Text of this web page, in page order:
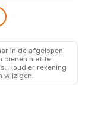
in de afgelopen
dienen niet te
Houd er rekening
wijzigen.